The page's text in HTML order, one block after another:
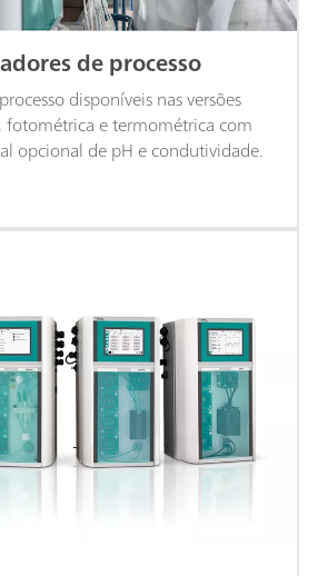
de processo
disponíveis nas versões
e termométrica com
opcional de pH e condutividade.